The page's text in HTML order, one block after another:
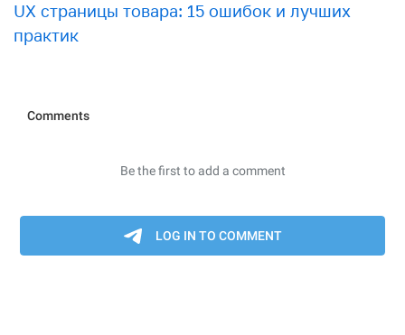
UX страницы товара: 15 ошибок и лучших
практик